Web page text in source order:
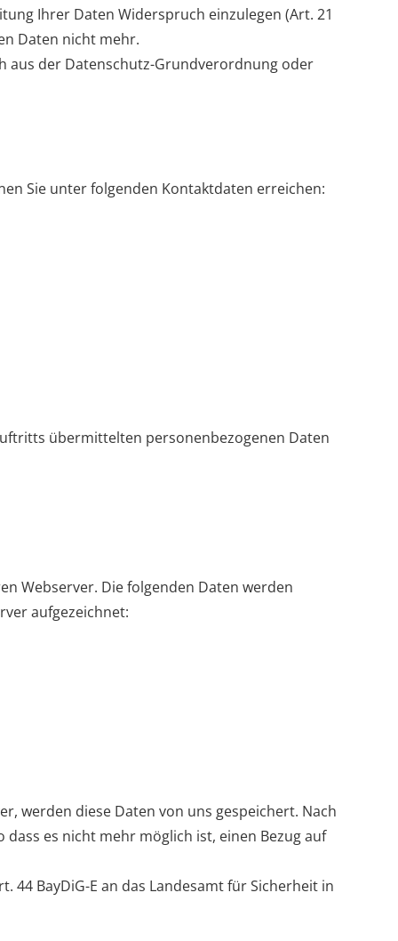
Ihrer Daten Widerspruch einzulegen (Art. 21
Daten nicht mehr.
aus der Datenschutz-Grundverordnung oder
Sie unter folgenden Kontaktdaten erreichen:
übermittelten personenbezogenen Daten
Webserver. Die folgenden Daten werden
aufgezeichnet:
werden diese Daten von uns gespeichert. Nach
es nicht mehr möglich ist, einen Bezug auf
BayDiG-E an das Landesamt für Sicherheit in